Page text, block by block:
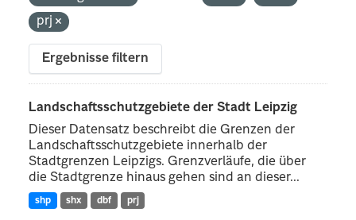
prj
Ergebnisse filtern
Landschaftsschutzgebiete der Stadt Leipzig
Dieser Datensatz beschreibt die Grenzen der
Landschaftsschutzgebiete innerhalb der
Stadtgrenzen Leipzigs. Grenzverläufe, die über
die Stadtgrenze hinaus gehen sind an dieser...
shp shx dbf prj